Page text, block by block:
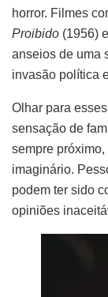
horror. Filmes
Proibido (1956) e
anseios de uma
invasão política
Olhar para
sensação de
sempre
imaginário.
podem ter sido
opiniões